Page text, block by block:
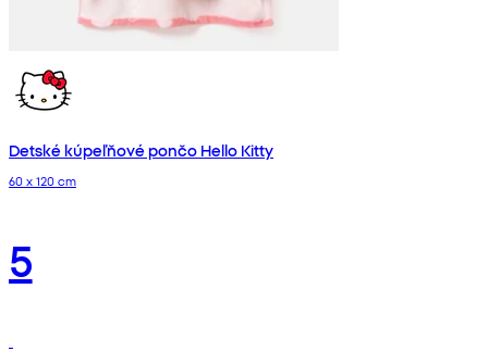
Detské kúpeľňové pončo Hello Kitty
60 x 120 cm
5